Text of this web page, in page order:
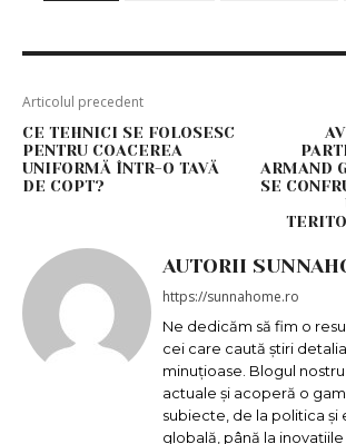
Articolul precedent
CE TEHNICI SE FOLOSESC
PENTRU COACEREA
UNIFORMĂ ÎNTR-O TAVĂ
DE COPT?
ARMAND
SE
AUTORII
https://sunnahome.ro
Ne dedicăm să fim o
cei care caută știri
minuțioase. Blogul
actuale și acoperă o
subiecte, de la politica și
globală, până la